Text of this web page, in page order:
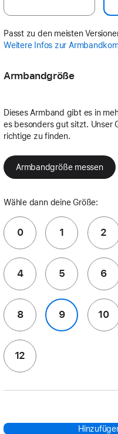
Passt zu den meisten
Weitere Infos zur
Armbandgröße
Dieses Armband gibt es in
es besonders gut sitzt. Unser
richtige zu finden.
Armbandgröße messen
Wähle dann deine Größe:
0 1 2
4 5 6
8 9 10
12